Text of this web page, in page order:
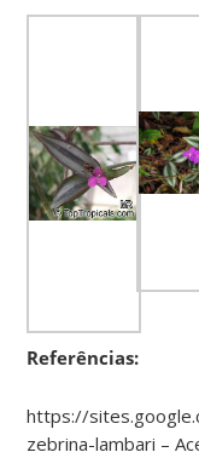
Referências:
https://
zebrina-lambari –